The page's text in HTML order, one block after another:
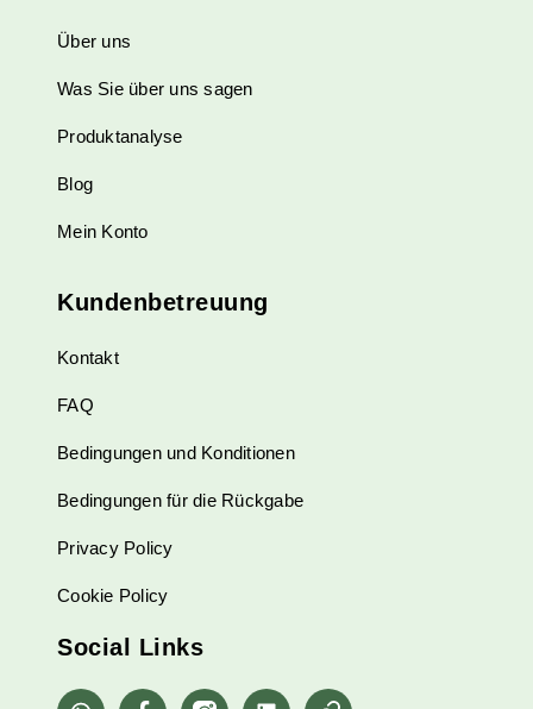
Über uns
Was Sie über uns sagen
Produktanalyse
Blog
Mein Konto
Kundenbetreuung
Kontakt
FAQ
Bedingungen und Konditionen
Bedingungen für die Rückgabe
Privacy Policy
Cookie Policy
Social Links
whatsappFacebookInstagramLinkedinPinterest